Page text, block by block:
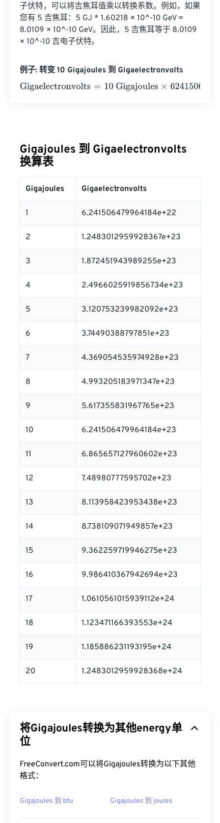
子伏特，可以将吉焦耳值乘以转换系数。例如，如果
您有 5 吉焦耳：5 GJ * 1.60218 × 10^-10 GeV =
8.0109 × 10^-10 GeV。因此，5 吉焦耳等于 8.0109
× 10^-10 吉电子伏特。
例子: 转变 10 Gigajoules 到 Gigaelectronvolts
Gigaelectronvolts=10 Gigajoules×
Gigajoules 到 Gigaelectronvolts
换算表
Gigajoules Gigaelectronvolts
1 6.241506479964184e+22
2 1.2483012959928367e+23
3 1.872451943989255e+23
4 2.4966025919856734e+23
5 3.120753239982092e+23
6 3.74490388797851e+23
7 4.369054535974928e+23
8 4.993205183971347e+23
9 5.617355831967765e+23
10 6.241506479964184e+23
11 6.865657127960602e+23
12 7.48980777595702e+23
13 8.113958423953438e+23
14 8.738109071949857e+23
15 9.362259719946275e+23
16 9.986410367942694e+23
17 1.0610561015939112e+24
18 1.123471166393553e+24
19 1.185886231193195e+24
20 1.2483012959928368e+24
将Gigajoules转换为其他energy单
位
FreeConvert.com可以将Gigajoules转换为以下其他
格式：
Gigajoules 到 btu Gigajoules 到 joules